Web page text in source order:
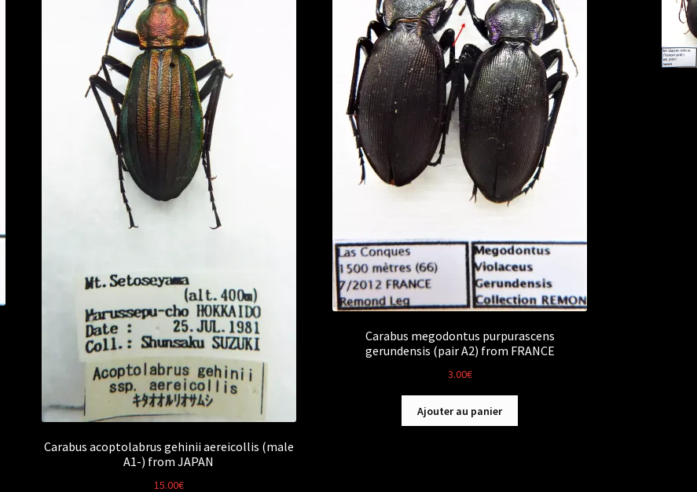
Carabus acoptolabrus gehinii aereicollis (male
A1-) from JAPAN
15.00€
Carabus megodontus purpurascens
gerundensis (pair A2) from FRANCE
3.00€
Ajouter au panier